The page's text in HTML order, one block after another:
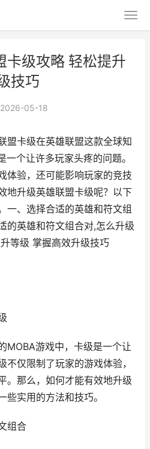
卡级攻略 轻松提升
技巧
05-18
盟卡级在英雄联盟这款全球知
个让许多玩家头疼的问题。
体验，还可能影响玩家的竞技
地升级英雄联盟卡级呢？以下
一、选择合适的英雄和符文组
的英雄和符文组合对,怎么升级
等级 掌握高效升级技巧
MOBA游戏中，卡级是一个让
仅限制了玩家的游戏体验，
。那么，如何才能有效地升级
些实用的方法和技巧。
组合